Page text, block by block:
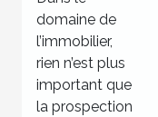
prospection
foncière
domaine de
l’immobilier,
rien n’est plus
important que
la prospection